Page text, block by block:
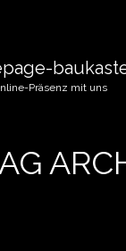
Präsenz mit uns